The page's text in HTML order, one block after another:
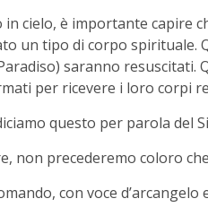
cielo, è importante capire
un tipo di corpo spirituale.
saranno resuscitati.
per ricevere i loro corpi
questo per parola del
non precederemo coloro
con voce